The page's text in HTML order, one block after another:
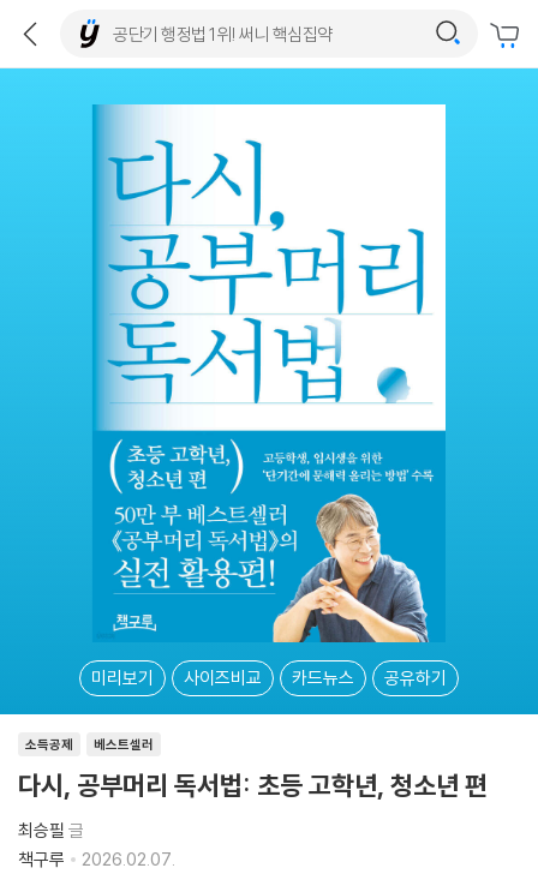
미리보기 사이즈비교 카드뉴스 공유하기
소득공제 베스트셀러
다시, 공부머리 독서법: 초등 고학년, 청소년 편
최승필 글
책구루
2026.02.07.